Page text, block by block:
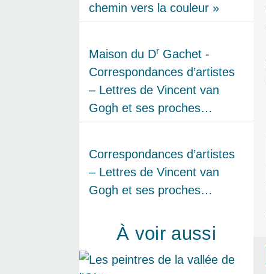
chemin vers la couleur »
Maison du Dr Gachet -
Correspondances d’artistes
– Lettres de Vincent van
Gogh et ses proches…
Correspondances d’artistes
– Lettres de Vincent van
Gogh et ses proches…
À voir aussi